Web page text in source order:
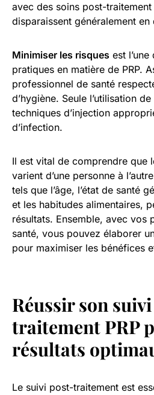
avec des soins post-
disparaissent généralement en
Minimiser les risques est
pratiques en matière de PRP.
professionnel de santé
d’hygiène. Seule l’utilisation
techniques d’injection
d’infection.
Il est vital de comprendre que
varient d’une personne à
tels que l’âge, l’état de santé
et les habitudes alimentaires,
résultats. Ensemble, avec vos
santé, vous pouvez élaborer
pour maximiser les bénéfices
Réussir son
traitement PRP
résultats
Le suivi post-traitement est